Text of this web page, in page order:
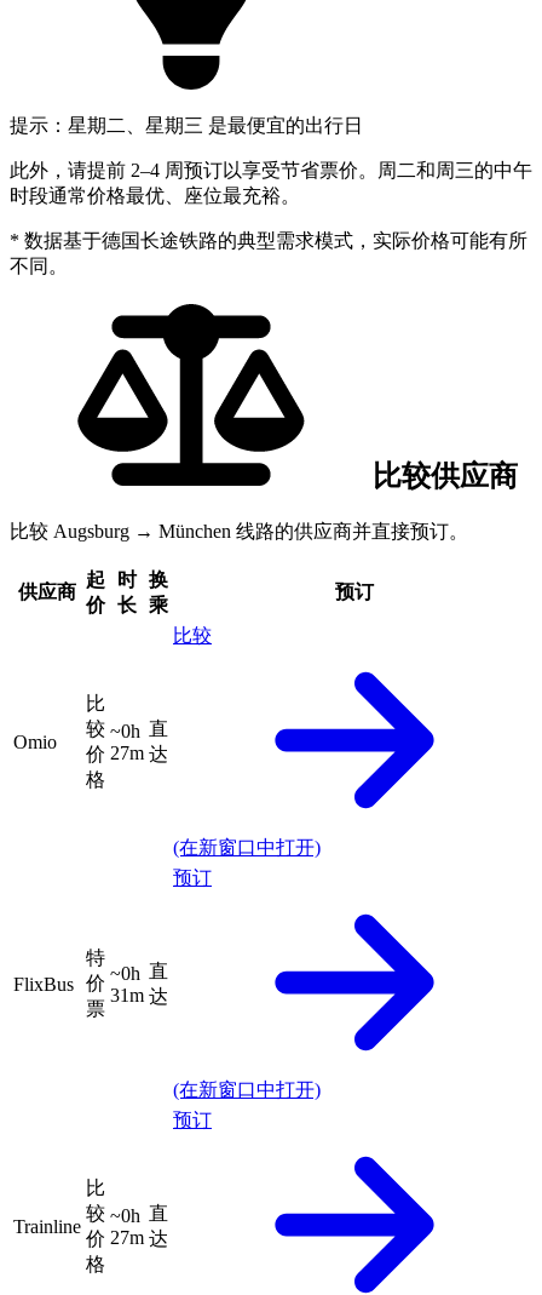
提示：星期二、星期三 是最便宜的出行日
此外，请提前 2–4 周预订以享受节省票价。周二和周三的中午
时段通常价格最优、座位最充裕。
* 数据基于德国长途铁路的典型需求模式，实际价格可能有所
不同。
比较供应商
比较 Augsburg → München 线路的供应商并直接预订。
供应商
起
价
时
长
换
乘
预订
Omio
比
较
价
格
~0h
27m
直
达
比较
(在新窗口中打开)
FlixBus
特
价
票
~0h
31m
直
达
预订
(在新窗口中打开)
Trainline
比
较
价
格
~0h
27m
直
达
预订